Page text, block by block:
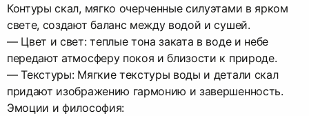
Контуры скал, мягко очерченные силуэтами в ярком
свете, создают баланс между водой и сушей.
— Цвет и свет: теплые тона заката в воде и небе
передают атмосферу покоя и близости к природе.
— Текстуры: Мягкие текстуры воды и детали скал
придают изображению гармонию и завершенность.
Эмоции и философия: